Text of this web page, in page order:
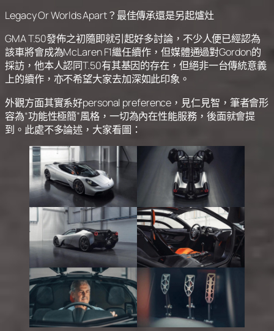
Legacy Or Worlds Apart？最佳傳承還是另起爐灶
GMA T.50發佈之初隨即就引起好多討論，不少人便已經認為
該車將會成為McLaren F1繼任續作，但媒體通過對Gordon的
採訪，他本人認同T.50有其基因的存在，但絕非一台傳統意義
上的續作，亦不希望大家去加深如此印象。
外觀方面其實系好personal preference，見仁見智，筆者會形
容為“功能性極簡”風格，一切為內在性能服務，後面就會提
到。此處不多論述，大家看圖：